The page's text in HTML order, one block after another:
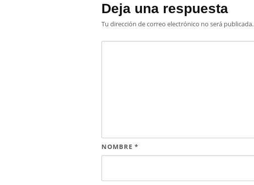
Deja una respuesta
Tu dirección de correo electrónico no será publicada.
NOMBRE *